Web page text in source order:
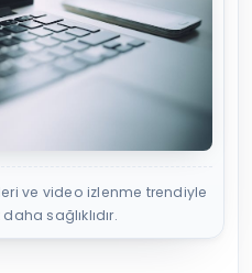
ve video izlenme trendiyle
sağlıklıdır.